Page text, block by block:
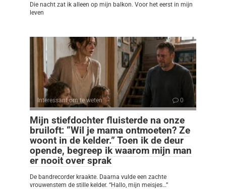
Die nacht zat ik alleen op mijn balkon. Voor het eerst in mijn
leven
Interessant om te weten 0
Mijn stiefdochter fluisterde na onze
bruiloft: “Wil je mama ontmoeten? Ze
woont in de kelder.” Toen ik de deur
opende, begreep ik waarom mijn man
er nooit over sprak
De bandrecorder kraakte. Daarna vulde een zachte
vrouwenstem de stille kelder. “Hallo, mijn meisjes…”